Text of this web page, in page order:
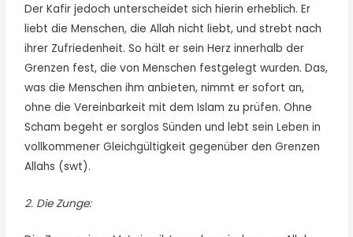
Der Kafir jedoch unterscheidet sich hierin erheblich. Er
liebt die Menschen, die Allah nicht liebt, und strebt nach
ihrer Zufriedenheit. So hält er sein Herz innerhalb der
Grenzen fest, die von Menschen festgelegt wurden. Das,
was die Menschen ihm anbieten, nimmt er sofort an,
ohne die Vereinbarkeit mit dem Islam zu prüfen. Ohne
Scham begeht er sorglos Sünden und lebt sein Leben in
vollkommener Gleichgültigkeit gegenüber den Grenzen
Allahs (swt).
2. Die Zunge: